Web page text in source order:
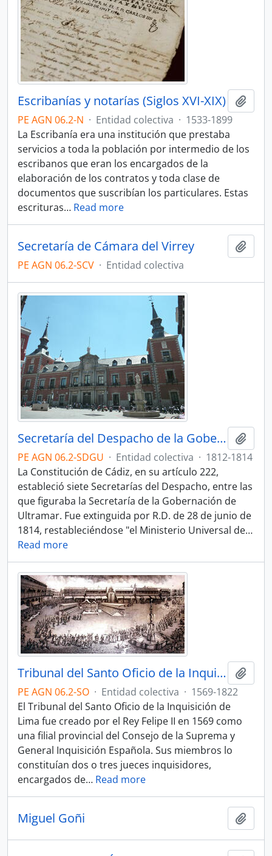
Escribanías y notarías (Siglos XVI-XIX)
PE AGN 06.2-N · Entidad colectiva · 1533-1899
La Escribanía era una institución que prestaba
servicios a toda la población por intermedio de los
escribanos que eran los encargados de la
elaboración de los contratos y toda clase de
documentos que suscribían los particulares. Estas
escrituras… Read more
Secretaría de Cámara del Virrey
PE AGN 06.2-SCV · Entidad colectiva
Secretaría del Despacho de la Gobernación de Ultramar
PE AGN 06.2-SDGU · Entidad colectiva · 1812-1814
La Constitución de Cádiz, en su artículo 222,
estableció siete Secretarías del Despacho, entre las
que figuraba la Secretaría de la Gobernación de
Ultramar. Fue extinguida por R.D. de 28 de junio de
1814, restableciéndose "el Ministerio Universal de…
Read more
Tribunal del Santo Oficio de la Inquisición de Lima
PE AGN 06.2-SO · Entidad colectiva · 1569-1822
El Tribunal del Santo Oficio de la Inquisición de
Lima fue creado por el Rey Felipe II en 1569 como
una filial provincial del Consejo de la Suprema y
General Inquisición Española. Sus miembros lo
constituían dos o tres jueces inquisidores,
encargados de… Read more
Miguel Goñi